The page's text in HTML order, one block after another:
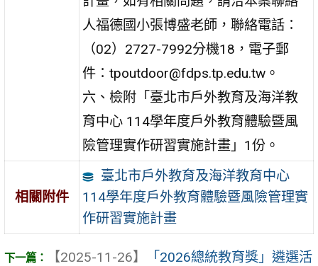
人福德國小張博盛老師，聯絡電話：
（02）2727-7992分機18，電子郵
件：tpoutdoor@fdps.tp.edu.tw。
六、檢附「臺北市戶外教育及海洋教
育中心 114學年度戶外教育體驗暨風
險管理實作研習實施計畫」1份。
相關附件
臺北市戶外教育及海洋教育中心
114學年度戶外教育體驗暨風險管理實
作研習實施計畫
【2025-11-26】
「2026總統教育獎」遴選活